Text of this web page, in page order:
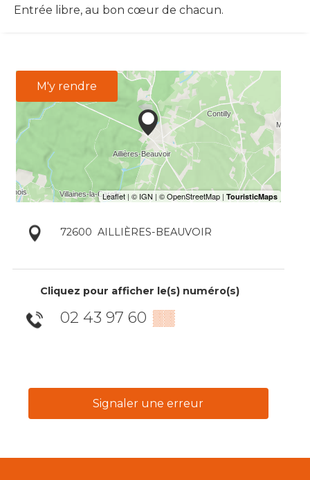
Entrée libre, au bon cœur de chacun.
M'y rendre
72600 AILLIÈRES-BEAUVOIR
Cliquez pour afficher le(s) numéro(s)
02 43 97 60 ▒▒
Signaler une erreur